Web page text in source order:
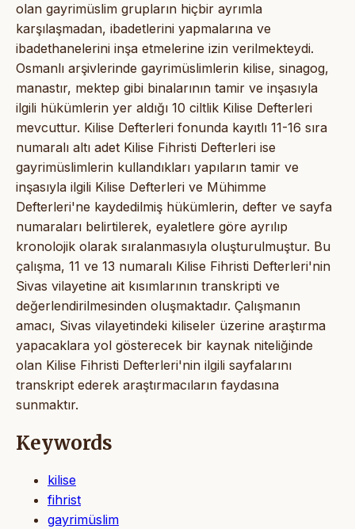
olan gayrimüslim grupların hiçbir ayrımla
karşılaşmadan, ibadetlerini yapmalarına ve
ibadethanelerini inşa etmelerine izin verilmekteydi.
Osmanlı arşivlerinde gayrimüslimlerin kilise, sinagog,
manastır, mektep gibi binalarının tamir ve inşasıyla
ilgili hükümlerin yer aldığı 10 ciltlik Kilise Defterleri
mevcuttur. Kilise Defterleri fonunda kayıtlı 11-16 sıra
numaralı altı adet Kilise Fihristi Defterleri ise
gayrimüslimlerin kullandıkları yapıların tamir ve
inşasıyla ilgili Kilise Defterleri ve Mühimme
Defterleri'ne kaydedilmiş hükümlerin, defter ve sayfa
numaraları belirtilerek, eyaletlere göre ayrılıp
kronolojik olarak sıralanmasıyla oluşturulmuştur. Bu
çalışma, 11 ve 13 numaralı Kilise Fihristi Defterleri'nin
Sivas vilayetine ait kısımlarının transkripti ve
değerlendirilmesinden oluşmaktadır. Çalışmanın
amacı, Sivas vilayetindeki kiliseler üzerine araştırma
yapacaklara yol gösterecek bir kaynak niteliğinde
olan Kilise Fihristi Defterleri'nin ilgili sayfalarını
transkript ederek araştırmacıların faydasına
sunmaktır.
Keywords
kilise
fihrist
gayrimüslim